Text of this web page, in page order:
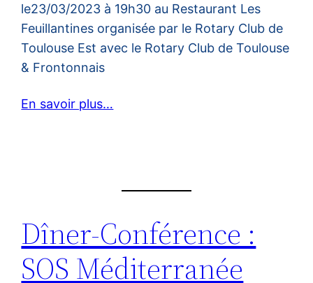
le23/03/2023 à 19h30 au Restaurant Les
Feuillantines organisée par le Rotary Club de
Toulouse Est avec le Rotary Club de Toulouse
& Frontonnais
En savoir plus…
Dîner-Conférence :
SOS Méditerranée